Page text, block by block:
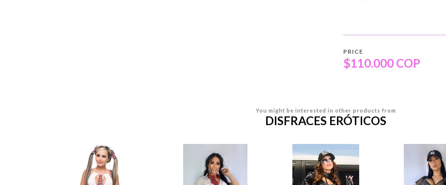
PRICE
$110.000 COP
You might be interested in other products from
DISFRACES ERÓTICOS